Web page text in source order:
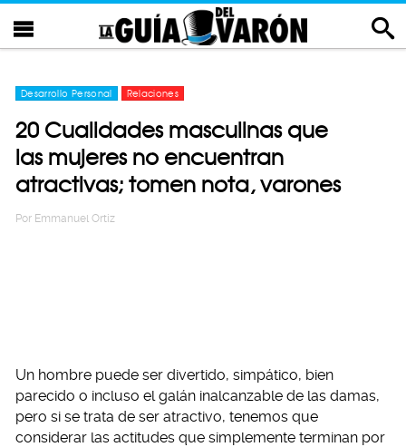
Desarrollo Personal Relaciones
20 Cualidades masculinas que
las mujeres no encuentran
atractivas; tomen nota, varones
Por Emmanuel Ortiz
Un hombre puede ser divertido, simpático, bien
parecido o incluso el galán inalcanzable de las damas,
pero si se trata de ser atractivo, tenemos que
considerar las actitudes que simplemente terminan por